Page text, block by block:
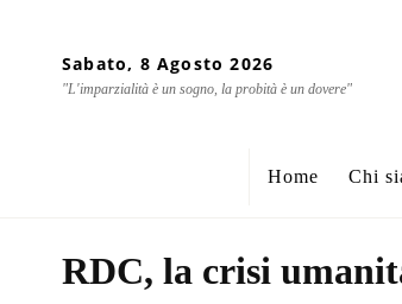
Sabato, 8 Agosto 2026
"L'imparzialità è un sogno, la probità è un dovere"
Home Chi
RDC, la crisi